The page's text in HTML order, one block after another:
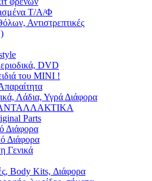
Τ/Α/Φ
Αντιστρεπτικές
DVD
του MINI !
Λάδια, Υγρά Διάφορα
Parts
Διάφορα
Διάφορα
Γενικά
Body Kits, Διάφορα